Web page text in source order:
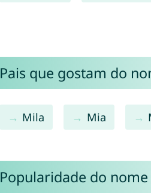
Pais que gostam do
Mila Mia
Popularidade do nome